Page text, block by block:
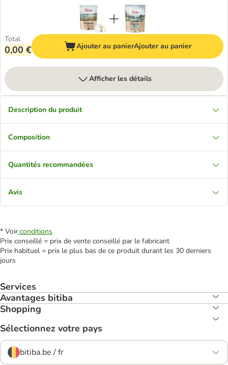
Total
0,00 € Ajouter au panierAjouter au panier
Afficher les détails
Description du produit
Composition
Quantités recommandées
Avis
* Voir conditions
Prix conseillé = prix de vente conseillé par le fabricant
Prix habituel = prix le plus bas de ce produit durant les 30 derniers
jours
Services
Avantages bitiba
Shopping
Sélectionnez votre pays
bitiba.be / fr